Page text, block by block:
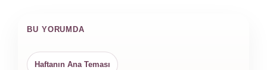
BU YORUMDA
Haftanın Ana Teması